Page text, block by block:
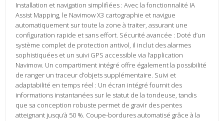
Installation et navigation simplifiées : Avec la fonctionnalité IA
Assist Mapping, le Navimow X3 cartographie et navigue
automatiquement sur toute la zone à traiter, assurant une
configuration rapide et sans effort. Sécurité avancée : Doté d’un
système complet de protection antivol, il inclut des alarmes
sophistiquées et un suivi GPS accessible via l’application
Navimow. Un compartiment intégré offre également la possibilité
de ranger un traceur d’objets supplémentaire. Suivi et
adaptabilité en temps réel : Un écran intégré fournit des
informations instantanées sur le statut de la tondeuse, tandis
que sa conception robuste permet de gravir des pentes
atteignant jusqu’à 50 %. Coupe-bordures automatisé grâce à la